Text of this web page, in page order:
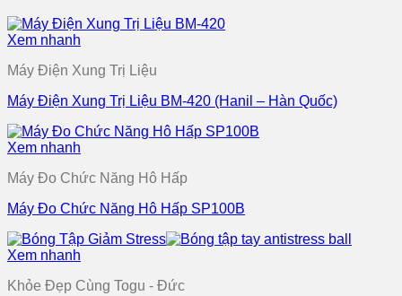
Xem nhanh
Máy Điện Xung Trị Liệu
Máy Điện Xung Trị Liệu BM-420 (Hanil – Hàn Quốc)
Xem nhanh
Máy Đo Chức Năng Hô Hấp
Máy Đo Chức Năng Hô Hấp SP100B
Xem nhanh
Khỏe Đẹp Cùng Togu - Đức